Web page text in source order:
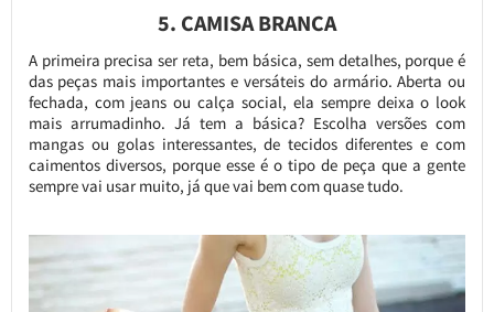
5. CAMISA BRANCA
A primeira precisa ser reta, bem básica, sem detalhes, porque é
das peças mais importantes e versáteis do armário. Aberta ou
fechada, com jeans ou calça social, ela sempre deixa o look
mais arrumadinho. Já tem a básica? Escolha versões com
mangas ou golas interessantes, de tecidos diferentes e com
caimentos diversos, porque esse é o tipo de peça que a gente
sempre vai usar muito, já que vai bem com quase tudo.